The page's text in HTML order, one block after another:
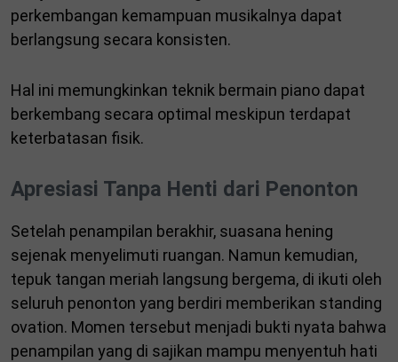
perkembangan kemampuan musikalnya dapat
berlangsung secara konsisten.
Hal ini memungkinkan teknik bermain piano dapat
berkembang secara optimal meskipun terdapat
keterbatasan fisik.
Apresiasi Tanpa Henti dari Penonton
Setelah penampilan berakhir, suasana hening
sejenak menyelimuti ruangan. Namun kemudian,
tepuk tangan meriah langsung bergema, di ikuti oleh
seluruh penonton yang berdiri memberikan standing
ovation. Momen tersebut menjadi bukti nyata bahwa
penampilan yang di sajikan mampu menyentuh hati